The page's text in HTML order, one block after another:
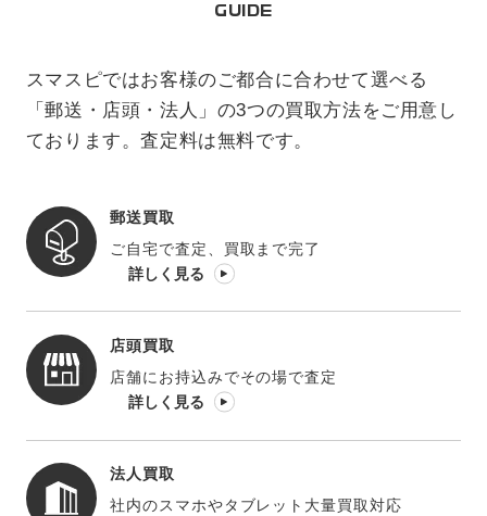
GUIDE
スマスピではお客様のご都合に合わせて選べる
「郵送・店頭・法人」の3つの買取方法をご用意し
ております。査定料は無料です。
郵送買取
ご自宅で査定、買取まで完了
詳しく見る
店頭買取
店舗にお持込みでその場で査定
詳しく見る
法人買取
社内のスマホやタブレット大量買取対応